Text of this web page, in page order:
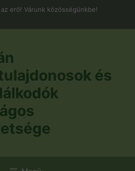
erő! Várunk közösségünkbe!
és